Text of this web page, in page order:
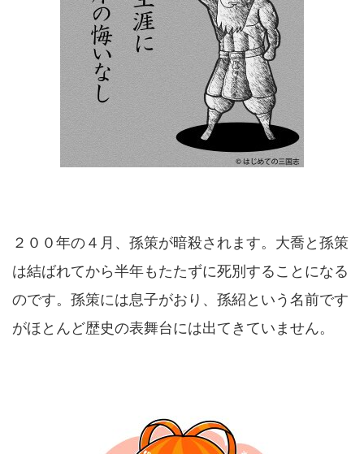
２００年の４月、孫策が暗殺されます。大喬と孫策
は結ばれてから半年もたたずに死別することになる
のです。孫策には息子がおり、孫紹という名前です
がほとんど歴史の表舞台には出てきていません。